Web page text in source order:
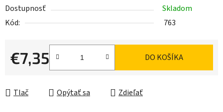
Dostupnosť
Skladom
Kód:
763
€7,35
Jednotková cena:
DO KOŠÍKA
Tlač Opýtať sa Zdieľať